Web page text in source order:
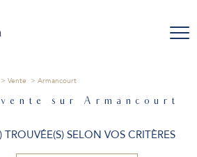
Vente Armancourt
sur Armancourt
SELON VOS CRITÈRES